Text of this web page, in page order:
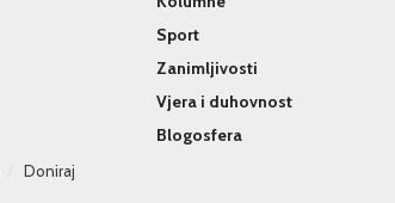
Sport
Zanimljivosti
Vjera i duhovnost
Blogosfera
Doniraj